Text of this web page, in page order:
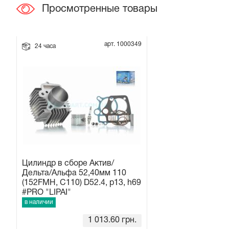
Свечи на мотоблок
Элементы управления, тросики на мотоблок
Навесное и запчасти к нему
Просмотренные товары
24 часа арт. 1000349
Цилиндр в сборе Актив/
Дельта/Альфа 52,40мм 110
(152FMH, C110) D52.4, p13, h69
#PRO "LIPAI"
в наличии
1 013.60 грн.